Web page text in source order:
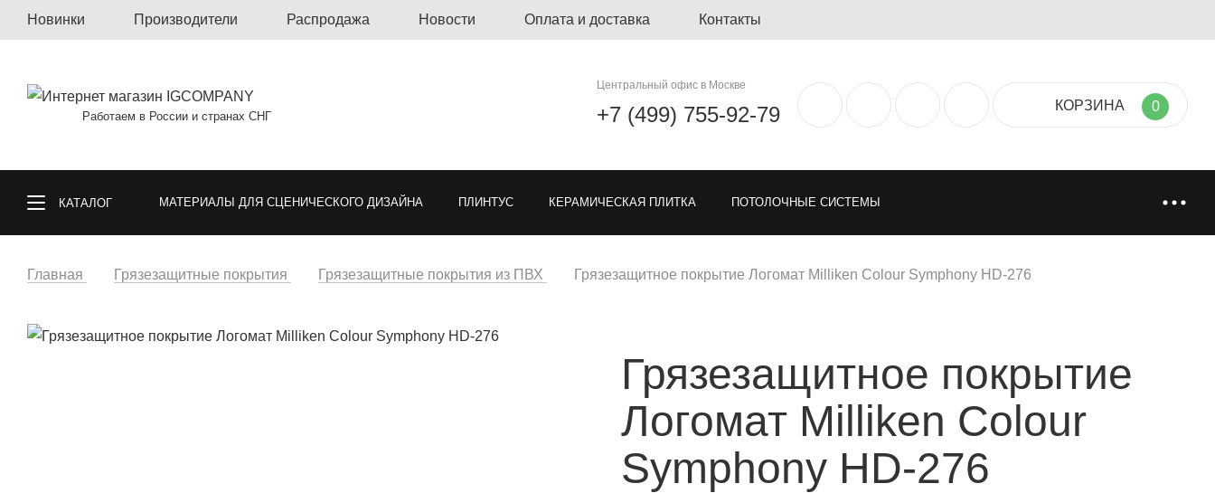
Новинки Производители Распродажа Новости Оплата и доставка Контакты
Работаем в России и странах СНГ
Центральный офис в Москве
+7 (499) 755-92-79 КОРЗИНА 0
КАТАЛОГ МАТЕРИАЛЫ ДЛЯ СЦЕНИЧЕСКОГО ДИЗАЙНА ПЛИНТУС КЕРАМИЧЕСКАЯ ПЛИТКА ПОТОЛОЧНЫЕ СИСТЕМЫ
КОВРОЛИН, КОВРОВАЯ ПЛИТКА, КОВРЫ ОЗЕЛЕНЕНИЕ ГРЯЗЕЗАЩИТНЫЕ ПОКРЫТИЯ НАПОЛЬНЫЕ ПОКРЫТИЯ
СПОРТИВНЫЕ ПОКРЫТИЯ ГАЗОННАЯ РЕШЕТКА ДЛЯ ПАРКОВКИ
Главная Грязезащитные покрытия Грязезащитные покрытия из ПВХ Грязезащитное покрытие Логомат Milliken Colour Symphony HD-276
Грязезащитное покрытие
Логомат Milliken Colour
Symphony HD-276